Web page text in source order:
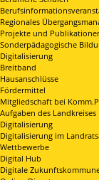
Regionales
Projekte und
Sonderpädagogische
Digitalisierung
Breitband
Hausanschlüsse
Fördermittel
Mitgliedschaft bei
Aufgaben des Landkreises
Digitalisierung
Digitalisierung im
Wettbewerbe
Digital Hub
Digitale